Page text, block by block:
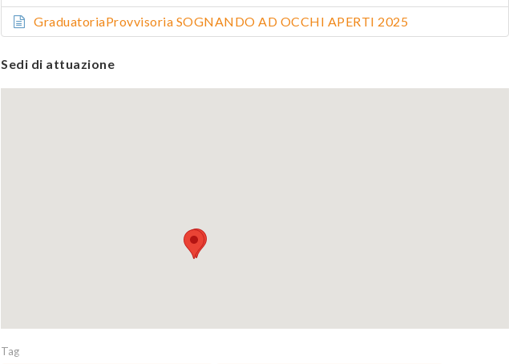
GraduatoriaProvvisoria SOGNANDO AD OCCHI APERTI 2025
Sedi di attuazione
Tag